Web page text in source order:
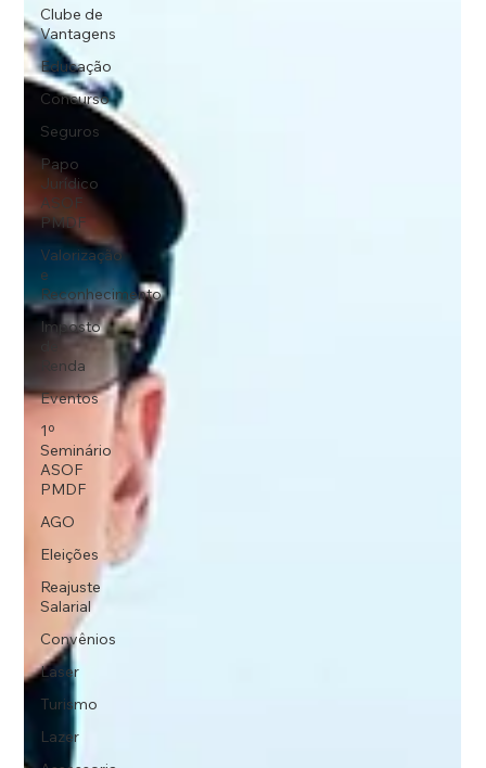
Clube de
Vantagens
Educação
Concurso
Seguros
Papo
Jurídico
ASOF
PMDF
Valorização
e
Reconhecimento
Imposto
Renda
Eventos
1º
Seminário
ASOF
PMDF
AGO
Eleições
Reajuste
Salarial
Convênios
Laser
Turismo
Lazer